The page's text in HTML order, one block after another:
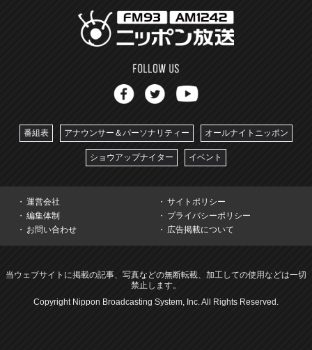
番組表 アナウンサー＆パーソナリティー オールナイトニッポン
ショウアップナイター イベント
運営会社
サイトポリシー
編集体制
プライバシーポリシー
お問い合わせ
広告掲載について
当ウェブサイトに掲載の記事、写真などの無断転載、加工しての使用などは一切
禁止します。
Copyright Nippon Broadcasting System, Inc. All Rights Reserved.